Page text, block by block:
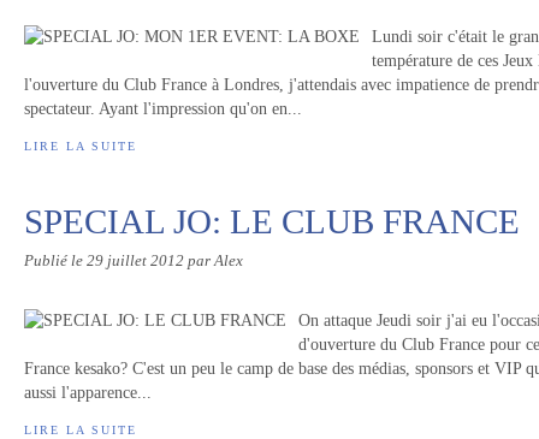
Lundi soir c'était le
température de ces
l'ouverture du Club France à Londres, j'attendais avec impatience de
spectateur. Ayant l'impression qu'on en...
LIRE LA SUITE
SPECIAL JO: LE CLUB FRANCE
Publié le 29 juillet 2012 par Alex
On attaque Jeudi soir j'ai eu
d'ouverture du Club France pour
France kesako? C'est un peu le camp de base des médias, sponsors et VIP
aussi l'apparence...
LIRE LA SUITE